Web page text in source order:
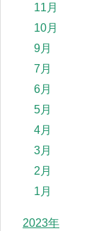
11月
10月
9月
7月
6月
5月
4月
3月
2月
1月
2023年